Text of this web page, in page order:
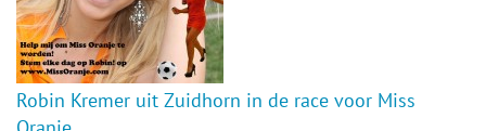
Robin Kremer uit Zuidhorn in de race voor Miss